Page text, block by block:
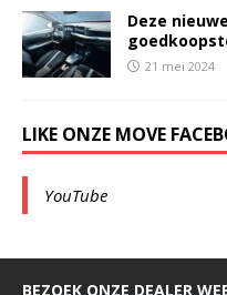
Deze
21 mei 2024
LIKE ONZE MOVE
YouTube
BEZOEK ONZE DEALER